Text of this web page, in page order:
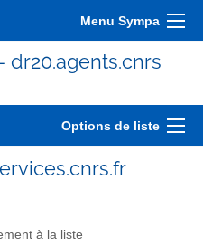
Menu Sympa
dr20.agents.cnrs
Options de liste
à la liste